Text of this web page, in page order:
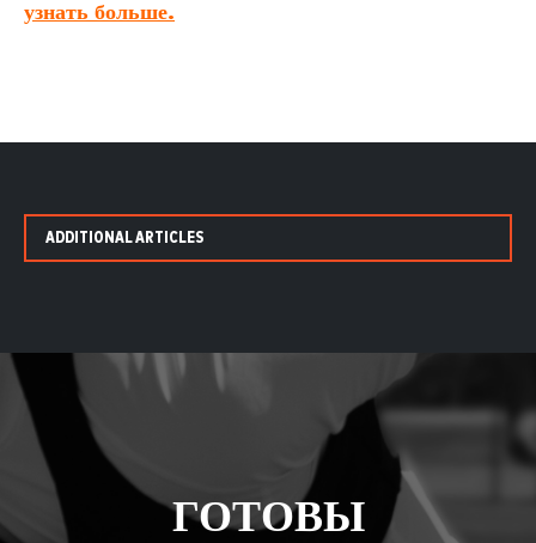
узнать больше.
ADDITIONAL ARTICLES
ГОТОВЫ